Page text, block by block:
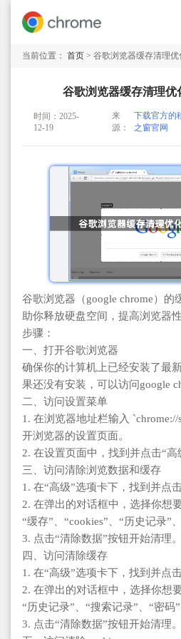
当前位置： 首页 > 谷歌浏览器缓存清理
谷歌浏览器缓存清理优
时间：2025-
12-19
来
源：
下载官方的
之窗官网
谷歌浏览器（google chrome）的
助你释放硬盘空间，提高浏览器
步骤：
一、打开谷歌浏览器
确保你的计算机上已经安装了最
果还没有安装，可以访问google
二、访问设置菜单
1. 在浏览器地址栏输入
开浏览器的设置页面。
2. 在设置页面中，找到并点击“高
三、访问清除浏览数据和缓存
1. 在“高级”选项卡下，找到并点
2. 在弹出的对话框中，选择你想
“缓存”、“cookies”、“历史记录”
3. 点击“清除数据”按钮开始清理。
四、访问清除缓存
1. 在“高级”选项卡下，找到并点
2. 在弹出的对话框中，选择你想
“历史记录”、“搜索记录”、“密码
3. 点击“清除数据”按钮开始清理。